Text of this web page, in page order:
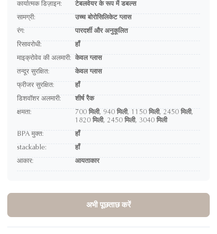
कार्यात्मक डिज़ाइन:
टेबलवेयर के रूप में डबल्स
सामग्री:
उच्च बोरोसिलिकेट ग्लास
रंग:
पारदर्शी और अनुकूलित
रिसावरोधी:
हाँ
माइक्रोवेव की अलमारी:
केवल ग्लास
तन्दूर सुरक्षित:
केवल ग्लास
फ्रीजर सुरक्षित:
हाँ
डिशवॉशर अलमारी:
शीर्ष रैक
क्षमता:
700 मिली, 940 मिली, 1150 मिली, 2450 मिली,
1820 मिली, 2450 मिली, 3040 मिली
BPA मुक्त:
हाँ
stackable:
हाँ
आकार:
आयताकार
अभी पूछताछ करें